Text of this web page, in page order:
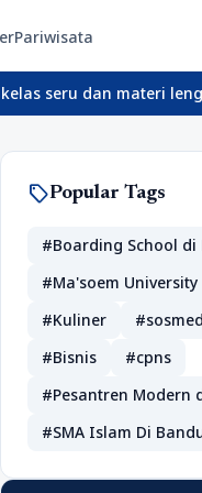
Pariwisata
dan materi lengkap
sellPopular Tags
#Boarding School di
#Ma'soem University
#Kuliner
#sosmed
#Bisnis
#cpns
#Pesantren Modern
#SMA Islam Di